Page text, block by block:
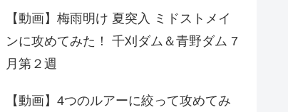
【動画】梅雨明け 夏突入 ミドストメイ
ンに攻めてみた！ 千刈ダム＆青野ダム 7
月第２週
【動画】4つのルアーに絞って攻めてみ